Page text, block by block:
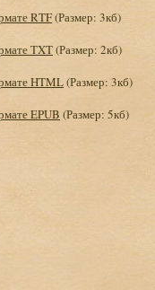
RTF(Размер: 3кб)
TXT(Размер: 2кб)
HTML(Размер: 3кб)
EPUB (Размер: 5кб)